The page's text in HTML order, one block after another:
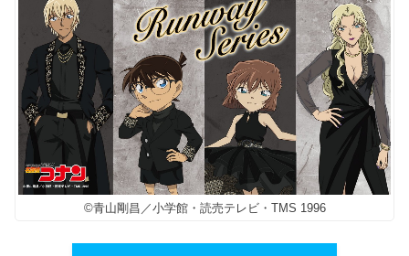
©青山剛昌／小学館・読売テレビ・TMS 1996